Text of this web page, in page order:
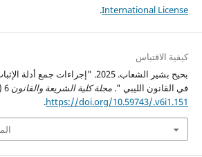
International License
.
كيفية الاقتباس
بحيح بشير الشعاب. 2025. "إجراءات جمع
في القانون الليبي ". مجلة كلية الشريعة والقانون
https://doi.org/10.59743/.v6i1.151
.